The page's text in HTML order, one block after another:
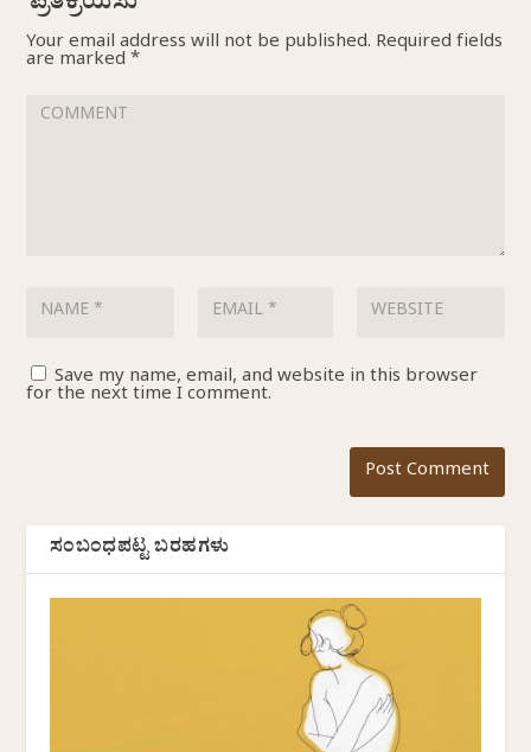
Your email address will not be published. Required fields
are marked *
Save my name, email, and website in this browser
for the next time I comment.
ಸಂಬಂಧಪಟ್ಟ ಬರಹಗಳು